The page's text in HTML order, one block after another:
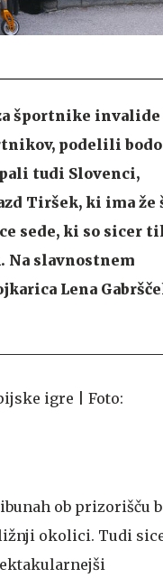
športnike invalide
podelili bodo
tudi Slovenci,
Tiršek, ki ima
sede, ki so sicer
Na slavnostnem
Lena
ob prizorišču
okolici. Tudi